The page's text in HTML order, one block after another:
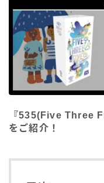
『535(Five Three
をご紹介！